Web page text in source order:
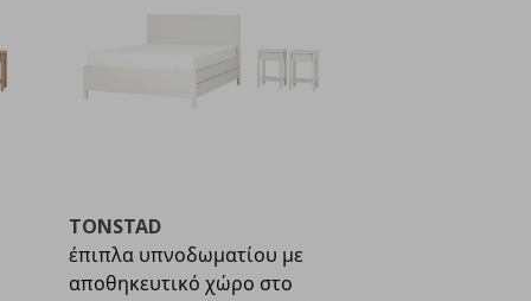
TONSTAD
έπιπλα υπνοδωματίου με
αποθηκευτικό χώρο στο